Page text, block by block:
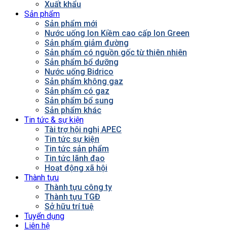
Xuất khẩu
Sản phẩm
Sản phẩm mới
Nước uống Ion Kiềm cao cấp Ion Green
Sản phẩm giảm đường
Sản phẩm có nguồn gốc từ thiên nhiên
Sản phẩm bổ dưỡng
Nước uống Bidrico
Sản phẩm không gaz
Sản phẩm có gaz
Sản phẩm bổ sung
Sản phẩm khác
Tin tức & sự kiện
Tài trợ hội nghị APEC
Tin tức sự kiện
Tin tức sản phẩm
Tin tức lãnh đạo
Hoạt động xã hội
Thành tựu
Thành tựu công ty
Thành tựu TGĐ
Sở hữu trí tuệ
Tuyển dụng
Liên hệ